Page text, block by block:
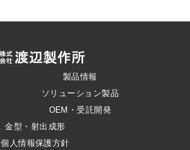
製品情報
ソリューション製品
OEM・受託開発
金型・射出成形
個人情報保護方針